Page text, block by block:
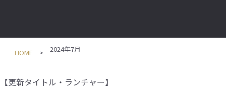
HOME 2024年7月
【更新タイトル・ランチャー】